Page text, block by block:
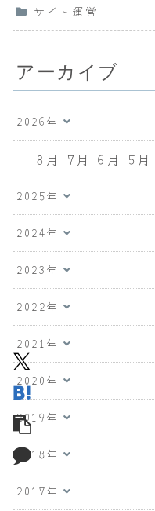
サイト運営
アーカイブ
2026年
8月 7月 6月 5月
2025年
2024年
2023年
2022年
2021年
2020年
2019年
2018年
2017年